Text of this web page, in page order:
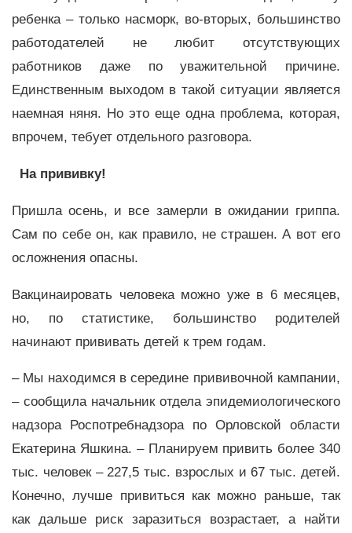
ребенка – только насморк, во-вторых, большинство
работодателей не любит отсутствующих
работников даже по уважительной причине.
Единственным выходом в такой ситуации является
наемная няня. Но это еще одна проблема, которая,
впрочем, тебует отдельного разговора.
На прививку!
Пришла осень, и все замерли в ожидании гриппа.
Сам по себе он, как правило, не страшен. А вот его
осложнения опасны.
Вакцинаировать человека можно уже в 6 месяцев,
но, по статистике, большинство родителей
начинают прививать детей к трем годам.
– Мы находимся в середине прививочной кампании,
– сообщила начальник отдела эпидемиологического
надзора Роспотребнадзора по Орловской области
Екатерина Яшкина. – Планируем привить более 340
тыс. человек – 227,5 тыс. взрослых и 67 тыс. детей.
Конечно, лучше привиться как можно раньше, так
как дальше риск заразиться возрастает, а найти